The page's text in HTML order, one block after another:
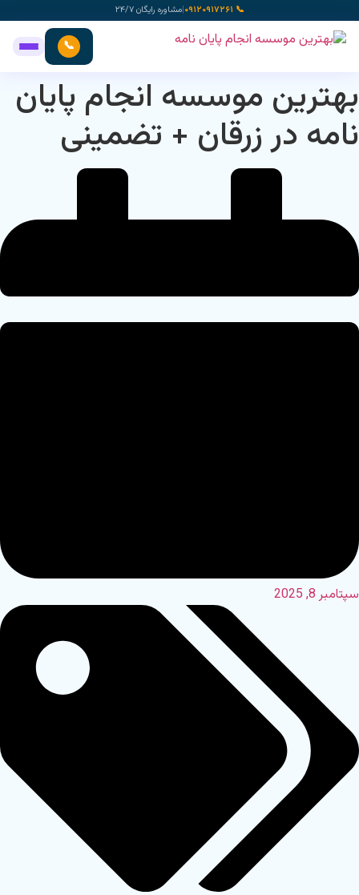
به
محتوا
📞 ۰۹۱۲۰۹۱۷۲۶۱ |مشاوره رایگان ۲۴/۷
📞
بهترین موسسه انجام پایان
نامه در زرقان + تضمینی
سپتامبر 8, 2025